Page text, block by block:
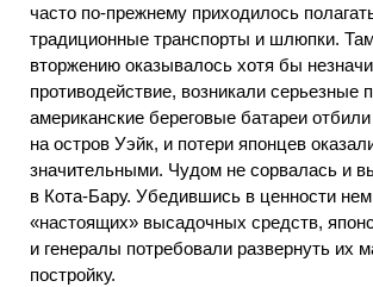
часто по-прежнему приходилось
традиционные транспорты и шлюпки.
вторжению оказывалось хотя бы
противодействие, возникали серьезные
американские береговые батареи
на остров Уэйк, и потери японцев
значительными. Чудом не сорвалась и
в Кота-Бару. Убедившись в ценности
«настоящих» высадочных средств,
и генералы потребовали развернуть их
постройку.